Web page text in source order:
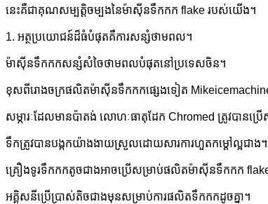
នេះគឺជាគុណសម្បត្តិចម្បងនៃម៉ាស៊ីនទឹកកក flake របស់យើង។
1. អត្ថប្រយោជន៍ដ៏ធំបំផុតគឺការសន្សំថាមពល។
ម៉ាស៊ីន​ទឹកកក​សន្សំសំចៃ​ថាមពល​បំផុត​នៅ​ប្រទេស​ចិន។
ខុសពីរោងចក្រផលិតម៉ាស៊ីនទឹកកកផ្សេងទៀត
សម្ភារៈដែលមានប៉ាតង់ លោហៈធាតុដែក Chromed ត្រូវបានប្
ទឹក​ត្រូវ​បាន​បង្កក​យ៉ាង​ងាយ​ស្រួល​ដោយ​សារ​ការ​ហួត​កម្ដៅ​ល្អ​ជាង​។
គ្រឿងទូរទឹកកកតូចជាងអាចប្រើសម្រាប់ផលិតម៉ាស៊ីនទឹកកក
អគ្គិសនីប្រើប្រាស់តិចជាងមុនសម្រាប់ការផលិតទឹកកកដូចគ្នា។